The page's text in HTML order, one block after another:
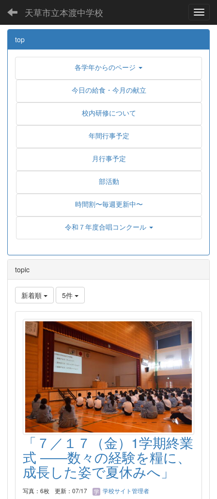
天草市立本渡中学校
top
各学年からのページ
今日の給食・今月の献立
校内研修について
年間行事予定
月行事予定
部活動
時間割〜毎週更新中〜
令和７年度合唱コンクール
topic
新着順 5件
「７／１７（金）1学期終業
式 ――数々の経験を糧に、
成長した姿で夏休みへ」
写真：6枚 更新：07/17 学校サイト管理者